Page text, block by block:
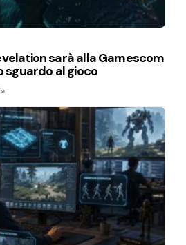
sarà alla Gamescom
sguardo al gioco